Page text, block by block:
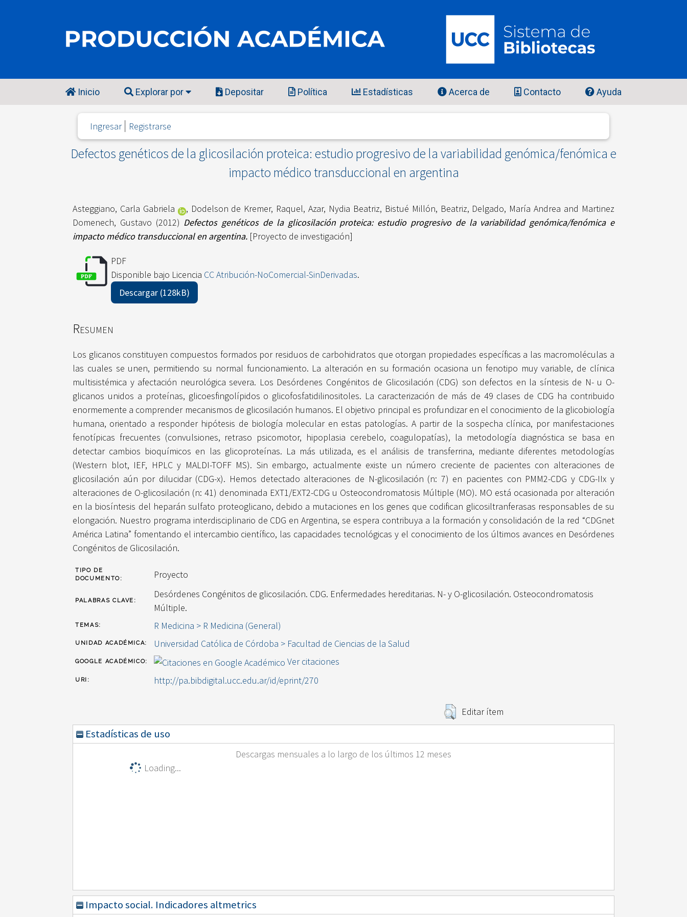
Inicio Explorar por Depositar Política Estadísticas Acerca de Contacto Ayuda
Ingresar Registrarse
Defectos genéticos de la glicosilación proteica: estudio progresivo de la variabilidad genómica/fenómica e
impacto médico transduccional en argentina
Asteggiano, Carla Gabriela , Dodelson de Kremer, Raquel,Azar, Nydia Beatriz, Bistué Millón, Beatriz, Delgado, María Andrea and Martinez
Domenech, Gustavo (2012) Defectos genéticos de la glicosilación proteica: estudio progresivo de la variabilidad genómica/fenómica e
impacto médico transduccional en argentina. [Proyecto de investigación]
PDF
Disponible bajo Licencia CC Atribución-NoComercial-SinDerivadas.
Descargar (128kB)
Resumen
Los glicanos constituyen compuestos formados por residuos de carbohidratos que otorgan propiedades específicas a las macromoléculas a
las cuales se unen, permitiendo su normal funcionamiento. La alteración en su formación ocasiona un fenotipo muy variable, de clínica
multisistémica y afectación neurológica severa. Los Desórdenes Congénitos de Glicosilación (CDG) son defectos en la síntesis de N- u O-
glicanos unidos a proteínas, glicoesfingolípidos o glicofosfatidilinositoles. La caracterización de más de 49 clases de CDG ha contribuido
enormemente a comprender mecanismos de glicosilación humanos. El objetivo principal es profundizar en el conocimiento de la glicobiología
humana, orientado a responder hipótesis de biología molecular en estas patologías. A partir de la sospecha clínica, por manifestaciones
fenotípicas frecuentes (convulsiones, retraso psicomotor, hipoplasia cerebelo, coagulopatías), la metodología diagnóstica se basa en
detectar cambios bioquímicos en las glicoproteínas. La más utilizada, es el análisis de transferrina, mediante diferentes metodologías
(Western blot, IEF, HPLC y MALDI-TOFF MS). Sin embargo, actualmente existe un número creciente de pacientes con alteraciones de
glicosilación aún por dilucidar (CDG-x). Hemos detectado alteraciones de N-glicosilación (n: 7) en pacientes con PMM2-CDG y CDG-IIx y
alteraciones de O-glicosilación (n: 41) denominada EXT1/EXT2-CDG u Osteocondromatosis Múltiple (MO). MO está ocasionada por alteración
en la biosíntesis del heparán sulfato proteoglicano, debido a mutaciones en los genes que codifican glicosiltranferasas responsables de su
elongación. Nuestro programa interdisciplinario de CDG en Argentina, se espera contribuya a la formación y consolidación de la red “CDGnet
América Latina” fomentando el intercambio científico, las capacidades tecnológicas y el conocimiento de los últimos avances en Desórdenes
Congénitos de Glicosilación.
TIPO DE
DOCUMENTO:
Proyecto
PALABRAS CLAVE:
Desórdenes Congénitos de glicosilación. CDG. Enfermedades hereditarias. N- y O-glicosilación. Osteocondromatosis
Múltiple.
TEMAS: R Medicina > R Medicina (General)
UNIDAD ACADÉMICA: Universidad Católica de Córdoba > Facultad de Ciencias de la Salud
GOOGLE ACADÉMICO: Ver citaciones
URI: http://pa.bibdigital.ucc.edu.ar/id/eprint/270
Editar ítem
Estadísticas de uso
Descargas mensuales a lo largo de los últimos 12 meses
Loading...
Impacto social. Indicadores altmetrics